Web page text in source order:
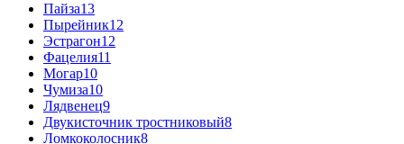
Пайза13
Пырейник12
Эстрагон12
Фацелия11
Могар10
Чумиза10
Лядвенец9
Двукисточник тростниковый8
Ломкоколосник8